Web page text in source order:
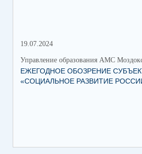
19.07.2024
Управление образования АМС
ЕЖЕГОДНОЕ ОБОЗРЕНИЕ
«СОЦИАЛЬНОЕ РАЗВИТИЕ